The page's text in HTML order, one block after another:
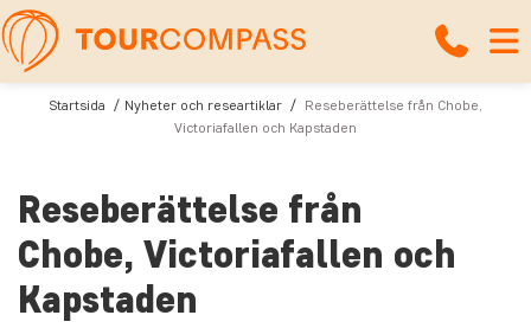
Startsida Nyheter och researtiklar
Reseberättelse från Chobe,
Victoriafallen och Kapstaden
Reseberättelse från
Chobe, Victoriafallen och
Kapstaden